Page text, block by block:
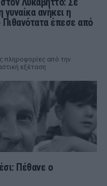
γυναίκα ανήκει η
Πιθανότατα έπεσε από
πληροφορίες από την
εξέταση
Πέθανε ο